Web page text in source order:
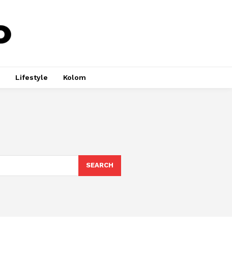
Lifestyle Kolom
SEARCH